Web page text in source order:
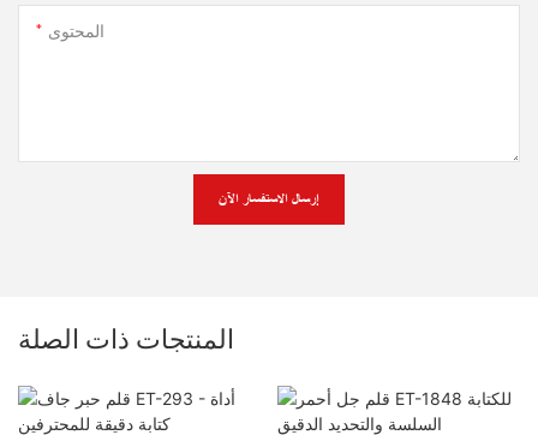
المحتوى
إرسال الاستفسار الآن
المنتجات ذات الصلة